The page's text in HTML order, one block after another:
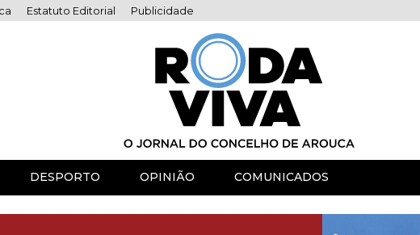
Estatuto Editorial Publicidade
DESPORTO OPINIÃO COMUNICADOS